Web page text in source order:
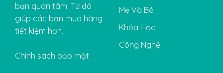
bạn quan tâm. Từ đó
giúp các bạn mua hàng
tiết kiệm hơn.
Chính sách bảo mật
Mẹ Và Bé
Khóa Học
Công Nghệ